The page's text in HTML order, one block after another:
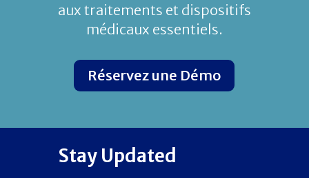
aux traitements et dispositifs
médicaux essentiels.
Réservez une Démo
Stay Updated